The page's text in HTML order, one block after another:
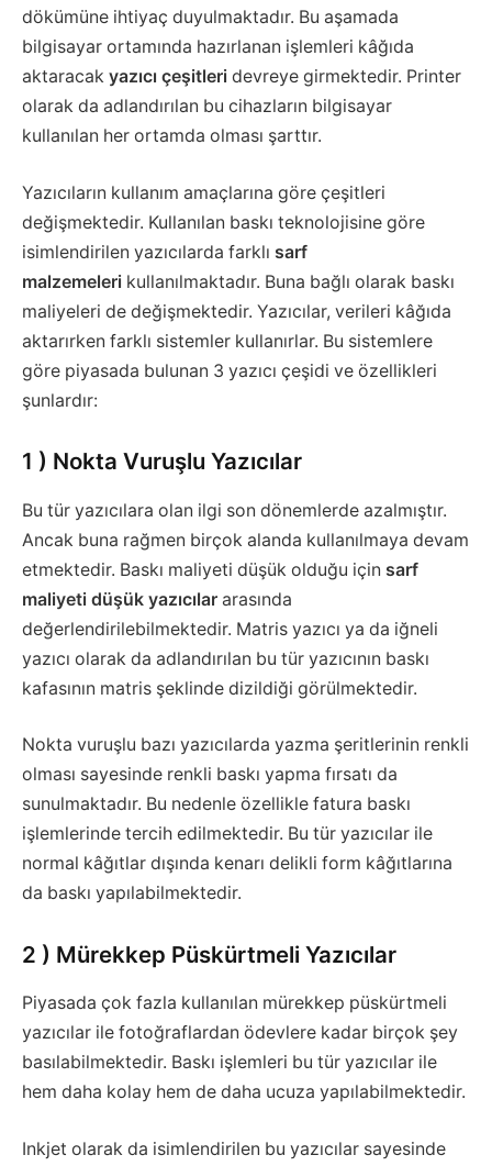
dökümüne ihtiyaç duyulmaktadır. Bu aşamada
bilgisayar ortamında hazırlanan işlemleri kâğıda
aktaracak yazıcı çeşitleri devreye girmektedir. Printer
olarak da adlandırılan bu cihazların bilgisayar
kullanılan her ortamda olması şarttır.
Yazıcıların kullanım amaçlarına göre çeşitleri
değişmektedir. Kullanılan baskı teknolojisine göre
isimlendirilen yazıcılarda farklı sarf
malzemeleri kullanılmaktadır. Buna bağlı olarak baskı
maliyeleri de değişmektedir. Yazıcılar, verileri kâğıda
aktarırken farklı sistemler kullanırlar. Bu sistemlere
göre piyasada bulunan 3 yazıcı çeşidi ve özellikleri
şunlardır:
1 ) Nokta Vuruşlu Yazıcılar
Bu tür yazıcılara olan ilgi son dönemlerde azalmıştır.
Ancak buna rağmen birçok alanda kullanılmaya devam
etmektedir. Baskı maliyeti düşük olduğu için sarf
maliyeti düşük yazıcılar arasında
değerlendirilebilmektedir. Matris yazıcı ya da iğneli
yazıcı olarak da adlandırılan bu tür yazıcının baskı
kafasının matris şeklinde dizildiği görülmektedir.
Nokta vuruşlu bazı yazıcılarda yazma şeritlerinin renkli
olması sayesinde renkli baskı yapma fırsatı da
sunulmaktadır. Bu nedenle özellikle fatura baskı
işlemlerinde tercih edilmektedir. Bu tür yazıcılar ile
normal kâğıtlar dışında kenarı delikli form kâğıtlarına
da baskı yapılabilmektedir.
2 ) Mürekkep Püskürtmeli Yazıcılar
Piyasada çok fazla kullanılan mürekkep püskürtmeli
yazıcılar ile fotoğraflardan ödevlere kadar birçok şey
basılabilmektedir. Baskı işlemleri bu tür yazıcılar ile
hem daha kolay hem de daha ucuza yapılabilmektedir.
Inkjet olarak da isimlendirilen bu yazıcılar sayesinde